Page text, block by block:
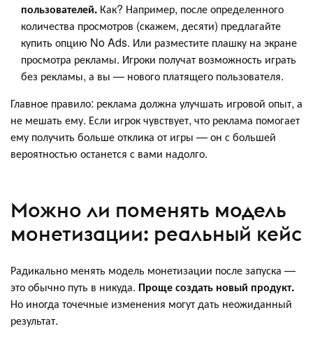
пользователей. Как? Например, после определенного
количества просмотров (скажем, десяти) предлагайте
купить опцию No Ads. Или разместите плашку на экране
просмотра рекламы. Игроки получат возможность играть
без рекламы, а вы — нового платящего пользователя.
Главное правило: реклама должна улучшать игровой опыт, а
не мешать ему. Если игрок чувствует, что реклама помогает
ему получить больше отклика от игры — он с большей
вероятностью останется с вами надолго.
Можно ли поменять модель
монетизации: реальный кейс
Радикально менять модель монетизации после запуска —
это обычно путь в никуда. Проще создать новый продукт.
Но иногда точечные изменения могут дать неожиданный
результат.